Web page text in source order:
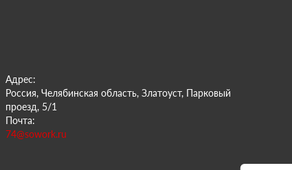
Адрес:
Россия, Челябинская область, Златоуст, Парковый
проезд, 5/1
Почта:
74@sowork.ru